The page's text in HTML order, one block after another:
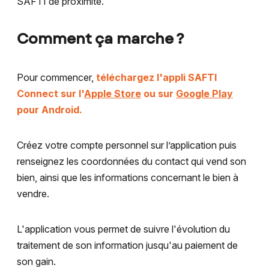
Comment ça marche ?
Pour commencer, téléchargez l'appli SAFTI
Connect sur l'Apple Store ou sur Google Play
pour Android.
Créez votre compte personnel sur l’application puis
renseignez les coordonnées du contact qui vend son
bien, ainsi que les informations concernant le bien à
vendre.
L'application vous permet de suivre l'évolution du
traitement de son information jusqu'au paiement de
son gain.